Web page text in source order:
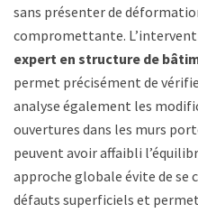
sans présenter de
compromettante.
expert en structure de
permet précisément de
analyse également les
ouvertures dans les murs
peuvent avoir affaibli
approche globale évite de se
défauts superficiels et permet